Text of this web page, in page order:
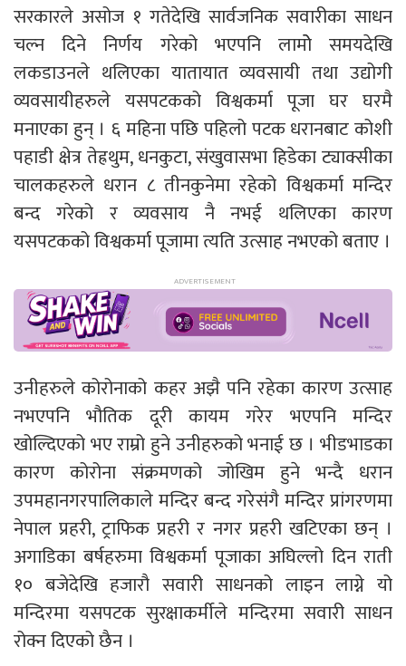
सरकारले असोज १ गतेदेखि सार्वजनिक सवारीका साधन
चल्न दिने निर्णय गरेको भएपनि लामोे समयदेखि
लकडाउनले थलिएका यातायात व्यवसायी तथा उद्योगी
व्यवसायीहरुले यसपटकको विश्वकर्मा पूजा घर घरमै
मनाएका हुन् । ६ महिना पछि पहिलो पटक धरानबाट कोशी
पहाडी क्षेत्र तेह्रथुम, धनकुटा, संखुवासभा हिडेका ट्याक्सीका
चालकहरुले धरान ८ तीनकुनेमा रहेको विश्वकर्मा मन्दिर
बन्द गरेको र व्यवसाय नै नभई थलिएका कारण
यसपटकको विश्वकर्मा पूजामा त्यति उत्साह नभएको बताए ।
उनीहरुले कोरोनाको कहर अझै पनि रहेका कारण उत्साह
नभएपनि भौतिक दूरी कायम गरेर भएपनि मन्दिर
खोल्दिएको भए राम्रो हुने उनीहरुको भनाई छ । भीडभाडका
कारण कोरोना संक्रमणको जोखिम हुने भन्दै धरान
उपमहानगरपालिकाले मन्दिर बन्द गरेसंगै मन्दिर प्रांगरणमा
नेपाल प्रहरी, ट्राफिक प्रहरी र नगर प्रहरी खटिएका छन् ।
अगाडिका बर्षहरुमा विश्वकर्मा पूजाका अघिल्लो दिन राती
१० बजेदेखि हजारौ सवारी साधनको लाइन लाग्ने यो
मन्दिरमा यसपटक सुरक्षाकर्मीले मन्दिरमा सवारी साधन
रोक्न दिएको छैन ।